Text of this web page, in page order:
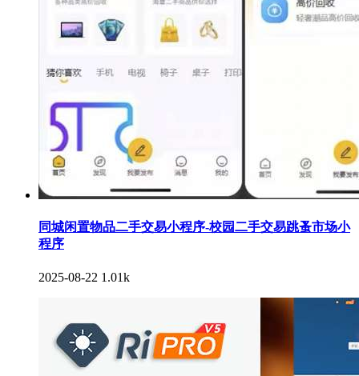
同城闲置物品二手交易小程序-校园二手交易跳蚤市场小
程序
2025-08-22 1.01k